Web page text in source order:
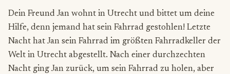
Dein Freund Jan wohnt in Utrecht und bittet um deine
Hilfe, denn jemand hat sein Fahrrad gestohlen! Letzte
Nacht hat Jan sein Fahrrad im größten Fahrradkeller der
Welt in Utrecht abgestellt. Nach einer durchzechten
Nacht ging Jan zurück, um sein Fahrrad zu holen, aber